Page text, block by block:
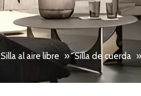
Silla al aire libre » Silla de cuerda »